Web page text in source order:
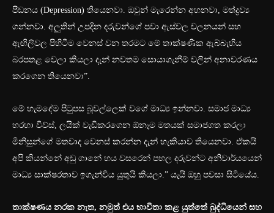
පීඩනය (Depression) තියෙනවා. ඔවුන් මැරෙන්න අහනවා, මත්ද්‍රව්‍ය
ගන්නවා. අලුතින් උපදින දරුවන්ගේ පවා ඇස්වල චලනයන් සහ
ඇඟිලිවල පිහිටීම වෙනස් වන තරමට මේ තාක්ෂණික ඇබ්බැහිය
බරපතළ වෙලා කියලා දැන් නවතම සොයාගැනීම් වලින් අනාවරණය
කරගෙන තියෙනවා”.
මේ හැමදේම පිටුපස බූවල්ලෙක් වගේ මාධ්‍ය ඉන්නවා. සමාජ මාධ්‍ය
හරහා විව්ස්, ලයික් වැඩිකරගෙන ඕනෑම මතයක් සමාජගත කරලා
මිනිසුන්ගේ මතවාද වෙනස් කරන්න දැන් හැකියාව තියෙනවා. ඒකයි
අපි කියන්නේ අඩු ගානේ හය වසරෙන් පහල දරුවන්ට අනිවාර්යයෙන්
මාධ්‍ය සාක්ෂරතාව ඉගැන්විය යුතුයි කියලා.” යැයි ඔහු පවසා සිටියේය.
තාක්ෂණය නරක නැත, නමුත් එය භාවිතා කළ යුත්තේ බුද්ධියෙන් සහ